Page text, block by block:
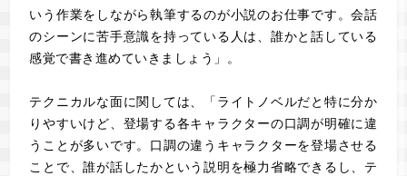
いう作業をしながら執筆するのが小説のお仕事です。会話
のシーンに苦手意識を持っている人は、誰かと話している
感覚で書き進めていきましょう」。
テクニカルな面に関しては、「ライトノベルだと特に分か
りやすいけど、登場する各キャラクターの口調が明確に違
うことが多いです。口調の違うキャラクターを登場させる
ことで、誰が話したかという説明を極力省略できるし、テ